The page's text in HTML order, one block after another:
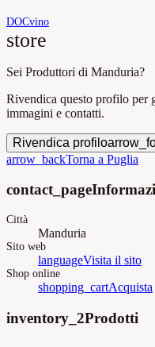
DOCvino
store
Sei Produttori di Manduria?
Rivendica questo profilo per
immagini e contatti.
Rivendica profilo
arrow_backTorna a Puglia
contact_page
Città
Manduria
Sito web
languageVisita il sito
Shop online
shopping_cartAcquista
inventory_2Prodotti